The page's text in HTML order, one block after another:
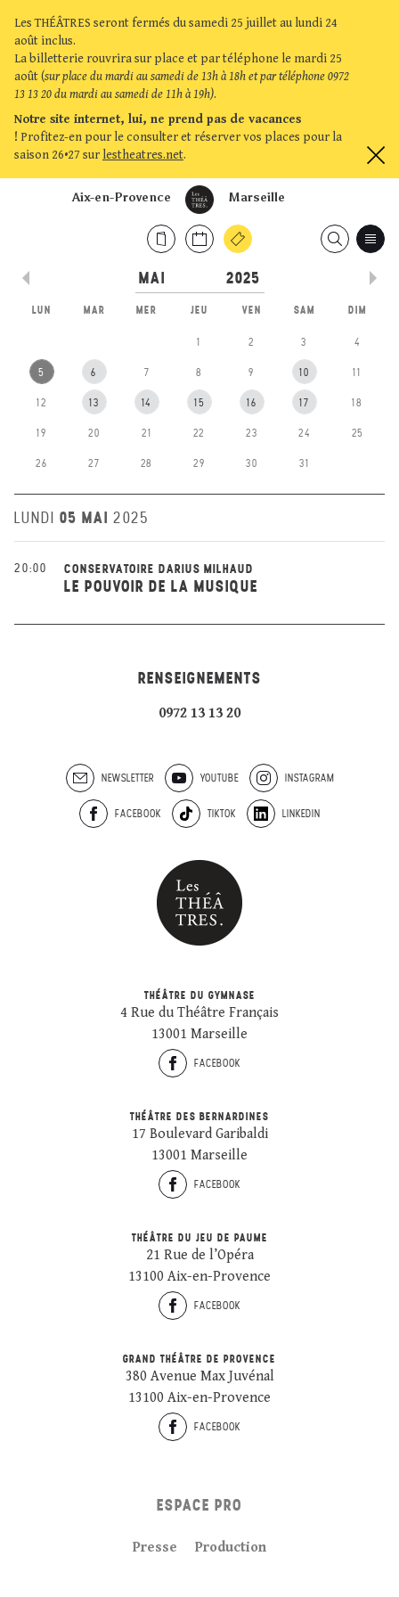
Les THÉÂTRES seront fermés du samedi 25 juillet au lundi 24
août inclus.
La billetterie rouvrira sur place et par téléphone le mardi 25
août (sur place du mardi au samedi de 13h à 18h et par téléphone 0972
13 13 20 du mardi au samedi de 11h à 19h).
Notre site internet, lui, ne prend pas de vacances
! Profitez-en pour le consulter et réserver vos places pour la
saison 26•27 sur lestheatres.net.
Marseille
Aix-en-Provence
LUN MAR MER JEU VEN SAM DIM
1 2 3 4
5 6 7 8 9 10 11
12 13 14 15 16 17 18
19 20 21 22 23 24 25
26 27 28 29 30 31
LUNDI 05 MAI 2025
20:00 CONSERVATOIRE DARIUS MILHAUD
LE POUVOIR DE LA MUSIQUE
RENSEIGNEMENTS
0972 13 13 20
NEWSLETTER YOUTUBE INSTAGRAM
FACEBOOK TIKTOK LINKEDIN
THÉÂTRE DU GYMNASE
4 Rue du Théâtre Français
13001 Marseille
FACEBOOK
THÉÂTRE DES BERNARDINES
17 Boulevard Garibaldi
13001 Marseille
FACEBOOK
THÉÂTRE DU JEU DE PAUME
21 Rue de l’Opéra
13100 Aix-en-Provence
FACEBOOK
GRAND THÉÂTRE DE PROVENCE
380 Avenue Max Juvénal
13100 Aix-en-Provence
FACEBOOK
ESPACE PRO
Presse Production